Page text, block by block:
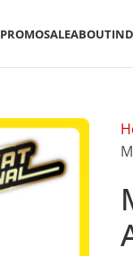
PROMOSALEABOUT